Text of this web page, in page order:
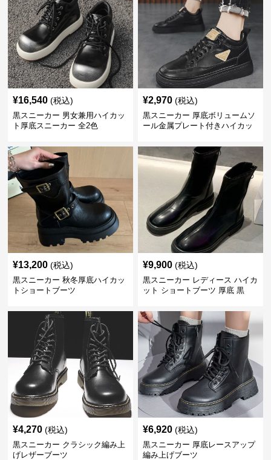
¥16,540 (税込)
黒スニーカー 男女兼用ハイカッ
ト厚底スニーカー 全2色
¥2,970 (税込)
黒スニーカー 厚底ボリュームソ
ール金属プレート付きハイカッ
¥13,200 (税込)
黒スニーカー 秋冬厚底ハイカッ
トショートブーツ
¥9,900 (税込)
黒スニーカー レディース ハイカ
ット ショートブーツ 厚底 黒
¥4,270 (税込)
黒スニーカー クラシック編み上
げレザーブーツ
¥6,920 (税込)
黒スニーカー 厚底レースアップ
編み上げブーツ